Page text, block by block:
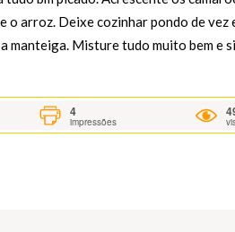
arroz. Deixe cozinhar pondo de vez
manteiga. Misture tudo muito bem e
4
impressões